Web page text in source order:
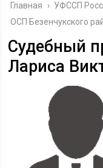
Главная › УФССП
ОСП Безенчукского
Судебный
Лариса